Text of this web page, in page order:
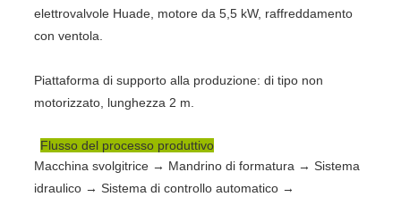
elettrovalvole Huade, motore da 5,5 kW, raffreddamento
con ventola.
Piattaforma di supporto alla produzione: di tipo non
motorizzato, lunghezza 2 m.
Flusso del processo produttivo
Macchina svolgitrice → Mandrino di formatura → Sistema
idraulico → Sistema di controllo automatico →